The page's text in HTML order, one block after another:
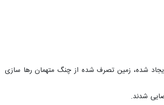
ایجاد شده، زمین تصرف شده از چنگ متهمان رها سازی